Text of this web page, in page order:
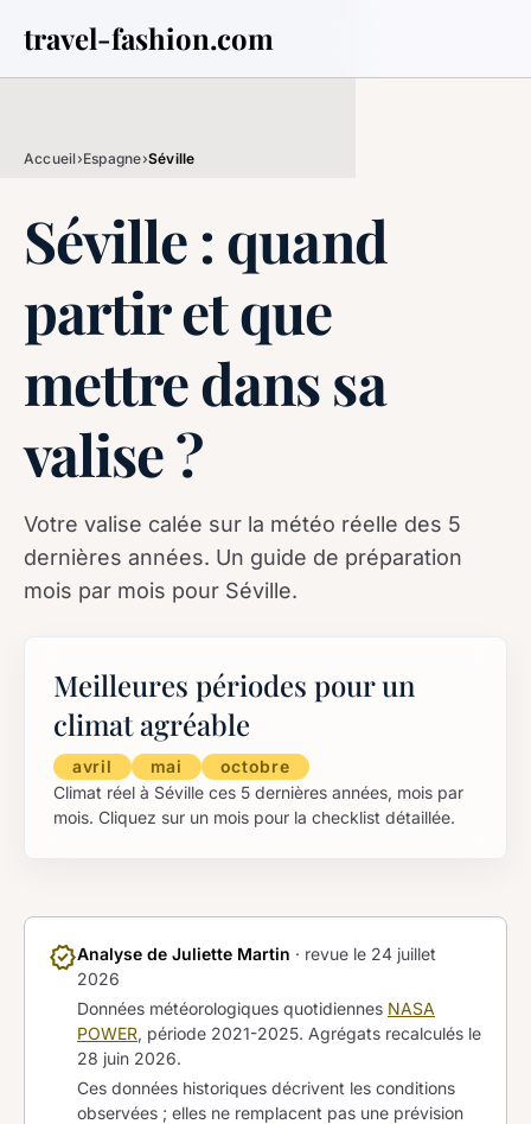
travel-fashion.com
Accueil›Espagne›Séville
Séville : quand
partir et que
mettre dans sa
valise ?
Votre valise calée sur la météo réelle des 5
dernières années. Un guide de préparation
mois par mois pour Séville.
Meilleures périodes pour un
climat agréable
avril mai
octobre
Climat réel à Séville ces 5 dernières années, mois par
mois. Cliquez sur un mois pour la checklist détaillée.
verifiedAnalyse de Juliette Martin · revue le 24 juillet
2026
Données météorologiques quotidiennes NASA
POWER, période 2021-2025. Agrégats recalculés le
28 juin 2026.
Ces données historiques décrivent les conditions
observées ; elles ne remplacent pas une prévision